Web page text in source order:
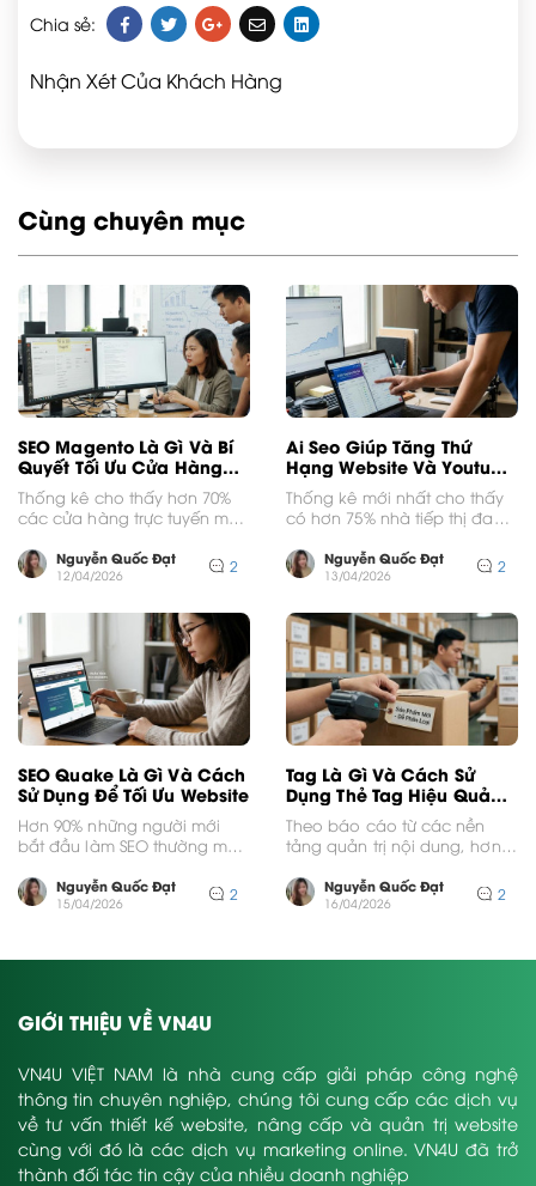
Chia sẻ:
Nhận Xét Của Khách Hàng
Cùng chuyên mục
SEO Magento Là Gì Và Bí
Quyết Tối Ưu Cửa Hàng
Hiệu Quả
Thống kê cho thấy hơn 70%
các cửa hàng trực tuyến mới
Nguyễn Quốc Đạt
12/04/2026 2
Ai Seo Giúp Tăng Thứ
Hạng Website Và Youtube
Hiệu Quả
Thống kê mới nhất cho thấy
có hơn 75% nhà tiếp thị đang
Nguyễn Quốc Đạt
13/04/2026 2
SEO Quake Là Gì Và Cách
Sử Dụng Để Tối Ưu Website
Hơn 90% những người mới
bắt đầu làm SEO thường mất
thu...Nguyễn Quốc Đạt
15/04/2026 2
Tag Là Gì Và Cách Sử
Dụng Thẻ Tag Hiệu Quả
Nhất
Theo báo cáo từ các nền
tảng quản trị nội dung, hơn
Nguyễn Quốc Đạt
16/04/2026 2
GIỚI THIỆU VỀ VN4U
VN4U VIỆT NAM là nhà cung cấp giải pháp công nghệ
thông tin chuyên nghiệp, chúng tôi cung cấp các dịch vụ
về tư vấn thiết kế website, nâng cấp và quản trị website
cùng với đó là các dịch vụ marketing online. VN4U đã trở
thành đối tác tin cậy của nhiều doanh nghiệp